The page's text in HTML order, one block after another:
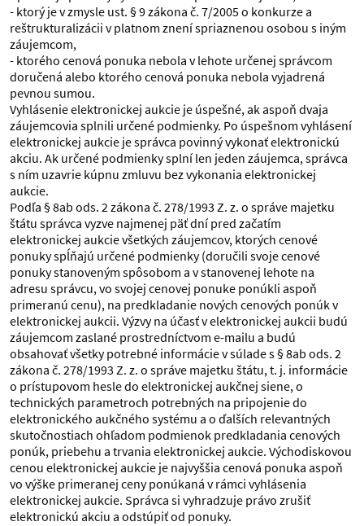
- ktorý je v zmysle ust. § 9 zákona č. 7/2005 o konkurze a
reštrukturalizácii v platnom znení spriaznenou osobou s iným
záujemcom,
- ktorého cenová ponuka nebola v lehote určenej správcom
doručená alebo ktorého cenová ponuka nebola vyjadrená
pevnou sumou.
Vyhlásenie elektronickej aukcie je úspešné, ak aspoň dvaja
záujemcovia splnili určené podmienky. Po úspešnom vyhlásení
elektronickej aukcie je správca povinný vykonať elektronickú
akciu. Ak určené podmienky splní len jeden záujemca, správca
s ním uzavrie kúpnu zmluvu bez vykonania elektronickej
aukcie.
Podľa § 8ab ods. 2 zákona č. 278/1993 Z. z. o správe majetku
štátu správca vyzve najmenej päť dní pred začatím
elektronickej aukcie všetkých záujemcov, ktorých cenové
ponuky spĺňajú určené podmienky (doručili svoje cenové
ponuky stanoveným spôsobom a v stanovenej lehote na
adresu správcu, vo svojej cenovej ponuke ponúkli aspoň
primeranú cenu), na predkladanie nových cenových ponúk v
elektronickej aukcii. Výzvy na účasť v elektronickej aukcii budú
záujemcom zaslané prostredníctvom e-mailu a budú
obsahovať všetky potrebné informácie v súlade s § 8ab ods. 2
zákona č. 278/1993 Z. z. o správe majetku štátu, t. j. informácie
o prístupovom hesle do elektronickej aukčnej siene, o
technických parametroch potrebných na pripojenie do
elektronického aukčného systému a o ďalších relevantných
skutočnostiach ohľadom podmienok predkladania cenových
ponúk, priebehu a trvania elektronickej aukcie. Východiskovou
cenou elektronickej aukcie je najvyššia cenová ponuka aspoň
vo výške primeranej ceny ponúkaná v rámci vyhlásenia
elektronickej aukcie. Správca si vyhradzuje právo zrušiť
elektronickú akciu a odstúpiť od ponuky.